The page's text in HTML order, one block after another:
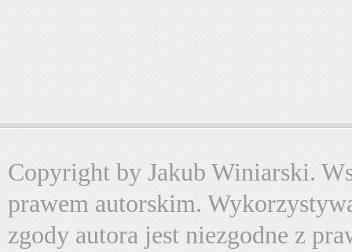
Copyright by Jakub Winiarski.
prawem autorskim.
zgody autora jest niezgodne z